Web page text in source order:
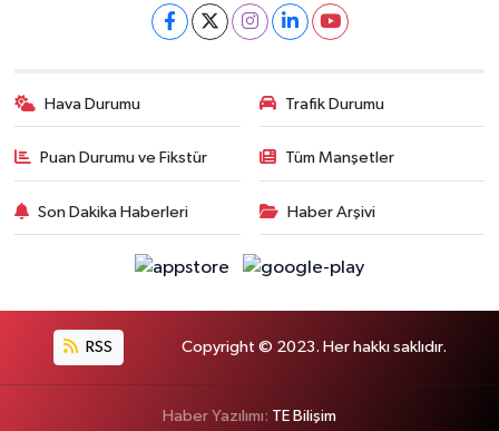
Hava Durumu Trafik Durumu
Puan Durumu ve Fikstür Tüm Manşetler
Son Dakika Haberleri Haber Arşivi
RSS Copyright © 2023. Her hakkı saklıdır.
Haber Yazılımı: TE Bilişim